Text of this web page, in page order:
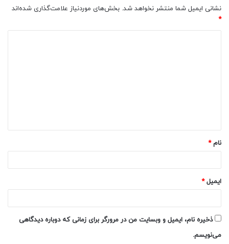
نشانی ایمیل شما منتشر نخواهد شد. بخش‌های موردنیاز علامت‌گذاری شده‌اند
*
*
نام*
ایمیل*
ذخیره نام، ایمیل و وبسایت من در مرورگر برای زمانی که دوباره دیدگاهی
می‌نویسم.